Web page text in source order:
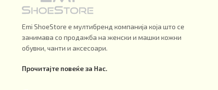
Emi ShoeStore е мултибренд компанија која што се
занимава со продажба на женски и машки кожни
обувки, чанти и аксесоари.
Прочитајте повеќе за Нас.